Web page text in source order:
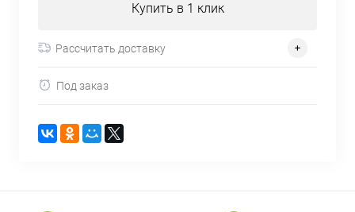
Купить в 1 клик
Рассчитать доставку
Под заказ